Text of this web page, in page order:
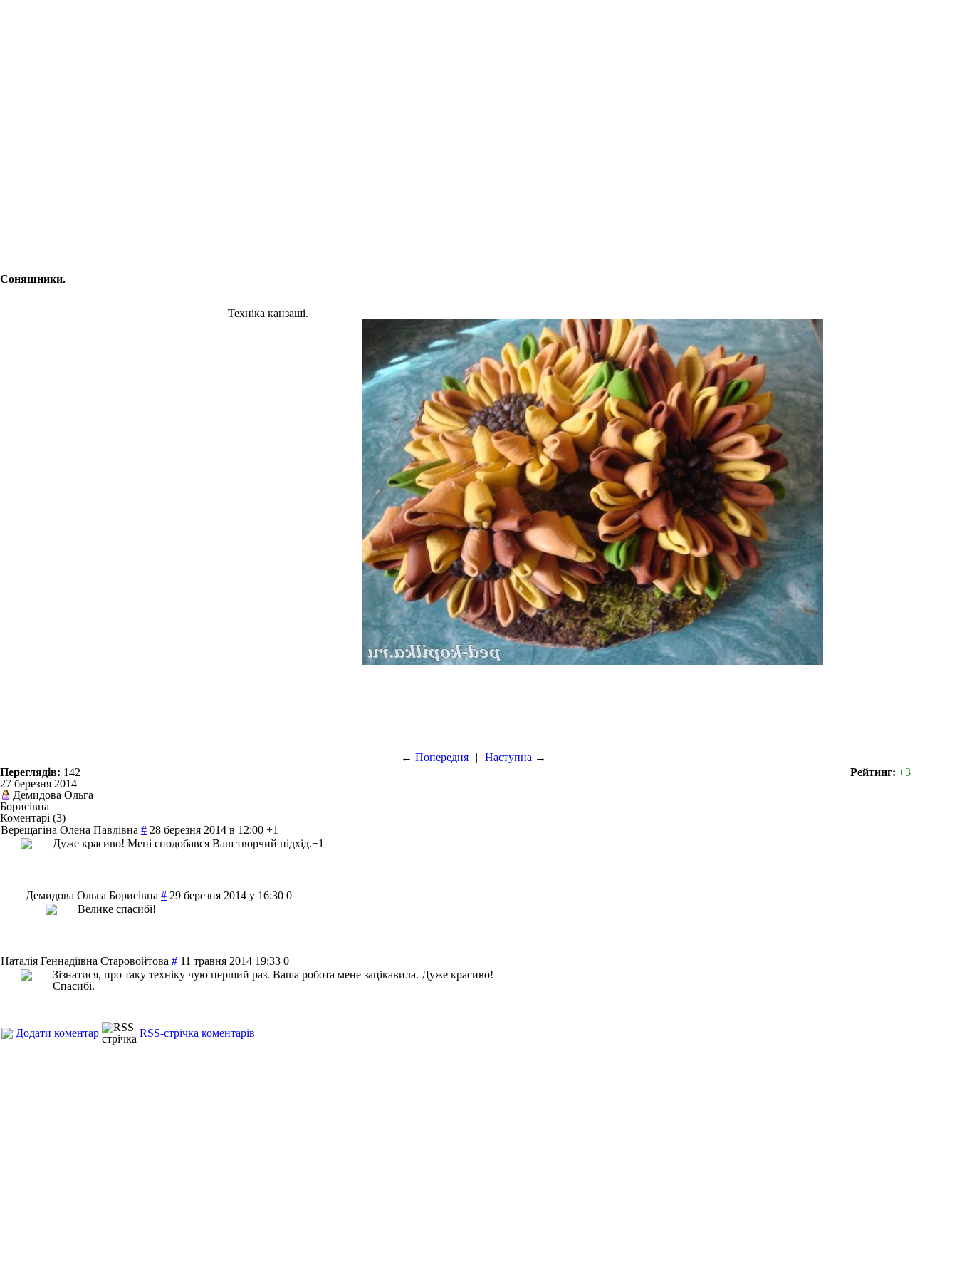
Соняшники.
Техніка канзаші.
← Попередня | Наступна →
Переглядів: 142
27 березня 2014
Демидова Ольга
Борисівна
Рейтинг: +3
Коментарі (3)
Верещагіна Олена Павлівна # 28 березня 2014 в 12:00 +1
Дуже красиво! Мені сподобався Ваш творчий підхід.+1
Демидова Ольга Борисівна # 29 березня 2014 у 16:30 0
Велике спасибі!
Наталія Геннадіївна Старовойтова # 11 травня 2014 19:33 0
Зізнатися, про таку техніку чую перший раз. Ваша робота мене зацікавила. Дуже красиво!
Спасибі.
Додати коментар RSS-стрічка коментарів